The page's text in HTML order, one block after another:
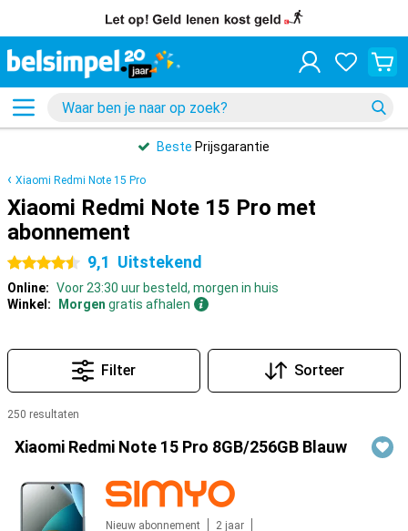
Beste Prijsgarantie
Xiaomi Redmi Note 15 Pro
Xiaomi Redmi Note 15 Pro met
abonnement
4.5 sterren 9,1 Uitstekend
Online: Voor 23:30 uur besteld, morgen in huis
Winkel:
Morgen gratis afhalen
Filter Sorteer
250 resultaten
Producten
Xiaomi Redmi Note 15 Pro 8GB/256GB Blauw
Nieuw abonnement
2 jaar